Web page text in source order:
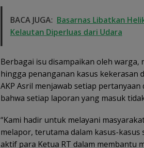
BACA JUGA: Basarnas Libatkan
Kelautan Diperluas dari Udara
Berbagai isu disampaikan oleh
hingga penanganan kasus kekerasan
AKP Asril menjawab setiap
bahwa setiap laporan yang masuk
“Kami hadir untuk melayani
melapor, terutama dalam kasus-
aktif para Ketua RT dalam membantu
Dugaan Penipuan
Anggota Polri di
Lingga, Uang
Dikembalikan dan
Demo di Jakarta,
ASPEK Desak
Hutan di
Lingga Akibat
Sawit